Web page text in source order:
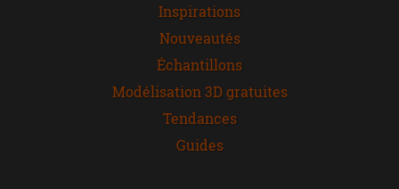
Inspirations
Nouveautés
Échantillons
Modélisation 3D gratuites
Tendances
Guides